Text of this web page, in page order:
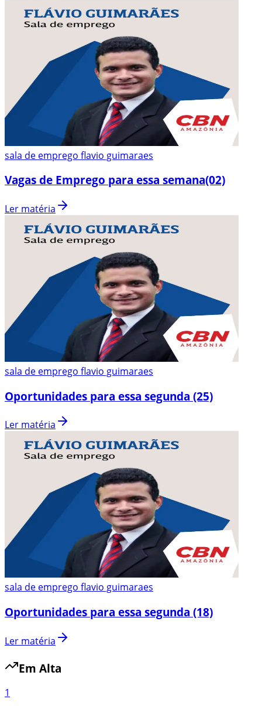
sala de emprego flavio guimaraes
Vagas de Emprego para essa semana(02)
Ler matéria
sala de emprego flavio guimaraes
Oportunidades para essa segunda (25)
Ler matéria
sala de emprego flavio guimaraes
Oportunidades para essa segunda (18)
Ler matéria
Em Alta
1